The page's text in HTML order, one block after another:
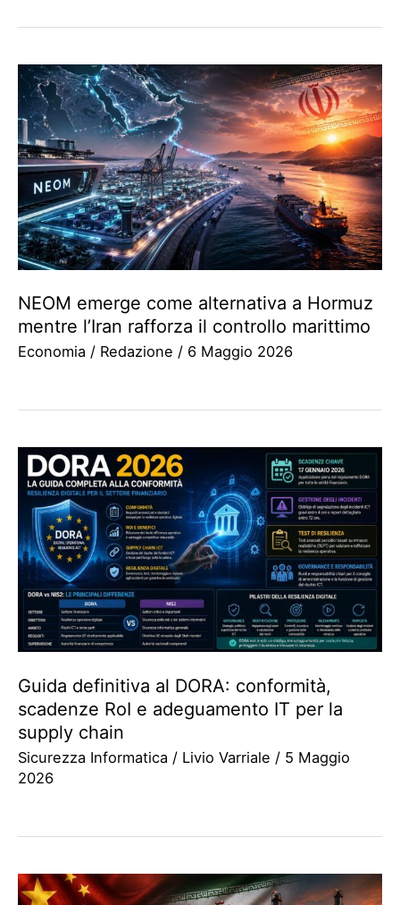
NEOM emerge come alternativa a Hormuz
mentre l’Iran rafforza il controllo marittimo
Economia / Redazione / 6 Maggio 2026
Guida definitiva al DORA: conformità,
scadenze RoI e adeguamento IT per la
supply chain
Sicurezza Informatica / Livio Varriale / 5 Maggio
2026